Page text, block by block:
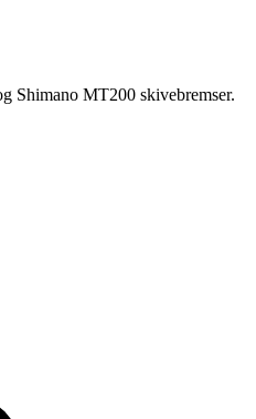
Shimano MT200 skivebremser.